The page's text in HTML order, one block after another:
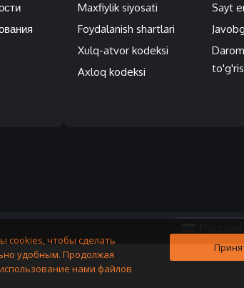
Maxfiylik siyosati
Foydalanish shartlari
Xulq-atvor kodeksi
Axloq kodeksi
Sayt
cookies, чтобы сделать
удобным. Продолжая
нами файлов